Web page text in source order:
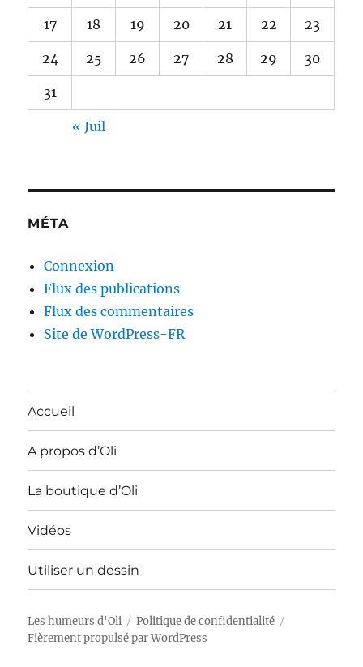
17 18 19 20 21 22 23
24 25 26 27 28 29 30
31
« Juil
MÉTA
Connexion
Flux des publications
Flux des commentaires
Site de WordPress-FR
Accueil
A propos d’Oli
La boutique d’Oli
Vidéos
Utiliser un dessin
Les humeurs d'Oli
Politique de confidentialité
Fièrement propulsé par WordPress